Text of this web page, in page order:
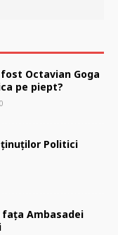
Octavian Goga
pe piept?
0
Politici
Ambasadei